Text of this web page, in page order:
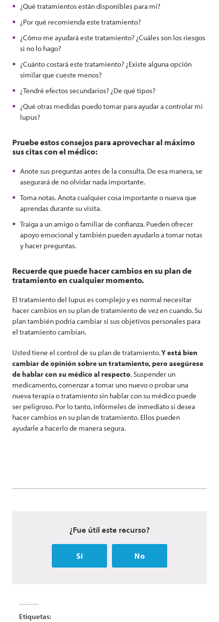
¿Qué tratamientos están disponibles para mí?
¿Por qué recomienda este tratamiento?
¿Cómo me ayudará este tratamiento? ¿Cuáles son los riesgos
si no lo hago?
¿Cuánto costará este tratamiento? ¿Existe alguna opción
similar que cueste menos?
¿Tendré efectos secundarios? ¿De qué tipos?
¿Qué otras medidas puedo tomar para ayudar a controlar mi
lupus?
Pruebe estos consejos para aprovechar al máximo
sus citas con el médico:
Anote sus preguntas antes de la consulta. De esa manera, se
asegurará de no olvidar nada importante.
Toma notas. Anota cualquier cosa importante o nueva que
aprendas durante su visita.
Traiga a un amigo o familiar de confianza. Pueden ofrecer
apoyo emocional y también pueden ayudarlo a tomar notas
y hacer preguntas.
Recuerde que puede hacer cambios en su plan de
tratamiento en cualquier momento.
El tratamiento del lupus es complejo y es normal necesitar
hacer cambios en su plan de tratamiento de vez en cuando. Su
plan también podría cambiar si sus objetivos personales para
el tratamiento cambian.
Usted tiene el control de su plan de tratamiento.Y está bien
cambiar de opinión sobre un tratamiento, pero asegúrese
de hablar con su médico al respecto. Suspender un
medicamento, comenzar a tomar uno nuevo o probar una
nueva terapia o tratamiento sin hablar con su médico puede
ser peligroso. Por lo tanto, infórmeles de inmediato si desea
hacer cambios en su plan de tratamiento. Ellos pueden
ayudarle a hacerlo de manera segura.
¿Fue útil este recurso?
Sí No
Etiquetas: